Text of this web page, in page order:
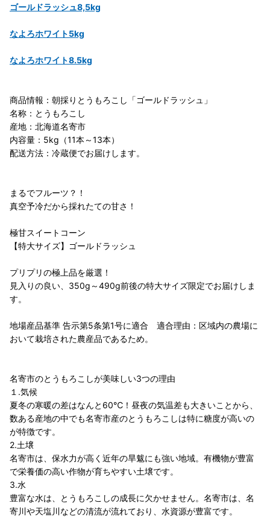
ゴールドラッシュ8,5kg
なよろホワイト5kg
なよろホワイト8.5kg
商品情報：朝採りとうもろこし「ゴールドラッシュ」
名称：とうもろこし
産地：北海道名寄市
内容量：5kg（11本～13本）
配送方法：冷蔵便でお届けします。
まるでフルーツ？！
真空予冷だから採れたての甘さ！
極甘スイートコーン
【特大サイズ】ゴールドラッシュ
プリプリの極上品を厳選！
見入りの良い、350g～490g前後の特大サイズ限定でお届けしま
す。
地場産品基準 告示第5条第1号に適合 適合理由：区域内の農場に
おいて栽培された農産品であるため。
名寄市のとうもろこしが美味しい3つの理由
１.気候
夏冬の寒暖の差はなんと60℃！昼夜の気温差も大きいことから、
数ある産地の中でも名寄市産のとうもろこしは特に糖度が高いの
が特徴です。
2.土壌
名寄市は、保水力が高く近年の旱魃にも強い地域。有機物が豊富
で栄養価の高い作物が育ちやすい土壌です。
3.水
豊富な水は、とうもろこしの成長に欠かせません。名寄市は、名
寄川や天塩川などの清流が流れており、水資源が豊富です。